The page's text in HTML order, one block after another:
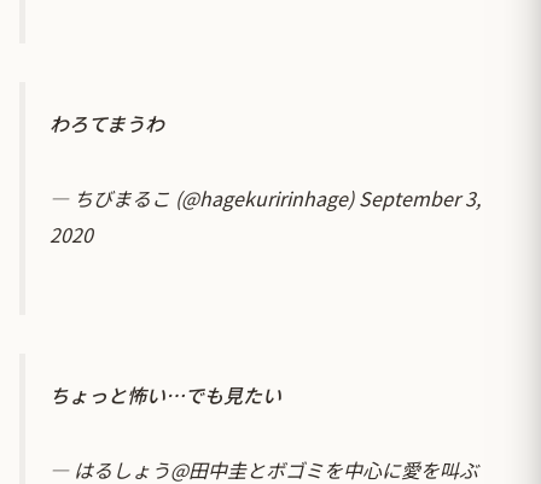
わろてまうわ
— ちびまるこ (@hagekuririnhage)September 3,
2020
ちょっと怖い…でも見たい
— はるしょう@田中圭とボゴミを中心に愛を叫ぶ